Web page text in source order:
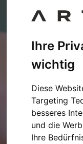
Ihre
wichtig
Diese
Targeting
besseres
und die
Ihre